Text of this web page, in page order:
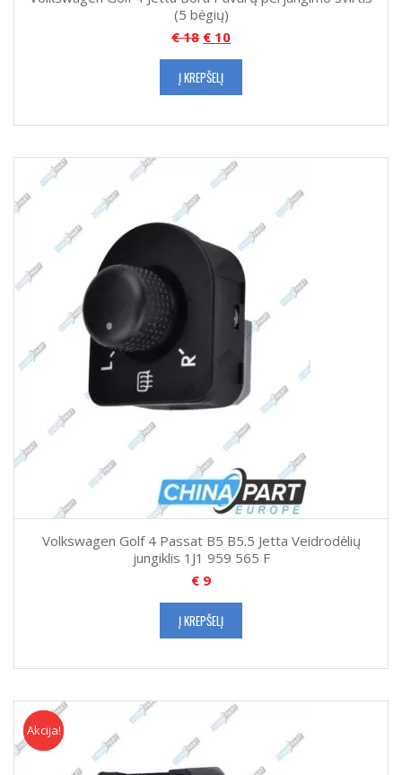
(5 bėgių)
€18 € 10
Į KREPŠELĮ
Volkswagen Golf 4 Passat B5 B5.5 Jetta Veidrodėlių
jungiklis 1J1 959 565 F
€ 9
Į KREPŠELĮ
Akcija
Akcija!